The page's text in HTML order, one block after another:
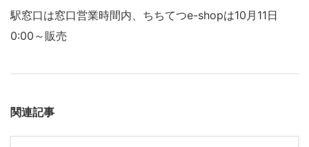
駅窓口は窓口営業時間内、ちちてつe-shopは10月11日
0:00～販売
関連記事